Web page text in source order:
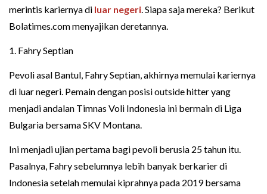
merintis kariernya di luar negeri. Siapa saja mereka? Berikut
Bolatimes.com menyajikan deretannya.
1. Fahry Septian
Pevoli asal Bantul, Fahry Septian, akhirnya memulai kariernya
di luar negeri. Pemain dengan posisi outside hitter yang
menjadi andalan Timnas Voli Indonesia ini bermain di Liga
Bulgaria bersama SKV Montana.
Ini menjadi ujian pertama bagi pevoli berusia 25 tahun itu.
Pasalnya, Fahry sebelumnya lebih banyak berkarier di
Indonesia setelah memulai kiprahnya pada 2019 bersama